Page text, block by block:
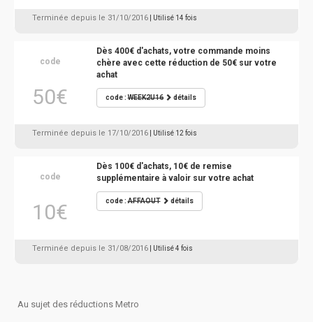
Terminée depuis le 31/10/2016 | Utilisé 14 fois
code
50€
Dès 400€ d'achats, votre commande moins
chère avec cette réduction de 50€ sur votre
achat
code :WEEK2U16 détails
Terminée depuis le 17/10/2016 | Utilisé 12 fois
code
10€
Dès 100€ d'achats, 10€ de remise
supplémentaire à valoir sur votre achat
code :AFFAOUT détails
Terminée depuis le 31/08/2016 | Utilisé 4 fois
Au sujet des réductions Metro